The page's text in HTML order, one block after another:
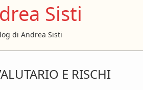
Sisti
di Andrea Sisti
E RISCHI